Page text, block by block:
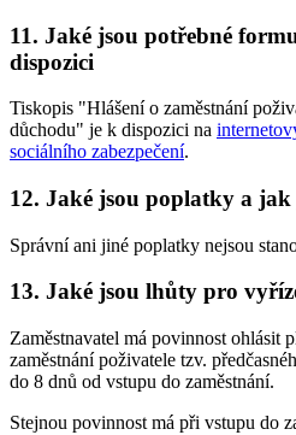
11. Jaké jsou potřebné
dispozici
Tiskopis "Hlášení o zaměstnání
důchodu" je k dispozici na
sociálního zabezpečení.
12. Jaké jsou poplatky a
Správní ani jiné poplatky nejsou
13. Jaké jsou lhůty pro
Zaměstnavatel má povinnost ohlásit
zaměstnání poživatele tzv.
do 8 dnů od vstupu do zaměstnání.
Stejnou povinnost má při vstupu do